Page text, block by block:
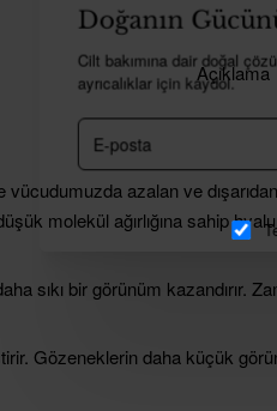
Doğanın
Cilt bakımına dair doğal
ayrıcalıklar için kaydol.
E-
posta
Açıklama
azalan ve
molekül ağırlığına sahip
sıkı bir görünüm kazandırır.
Gözeneklerin daha küçük